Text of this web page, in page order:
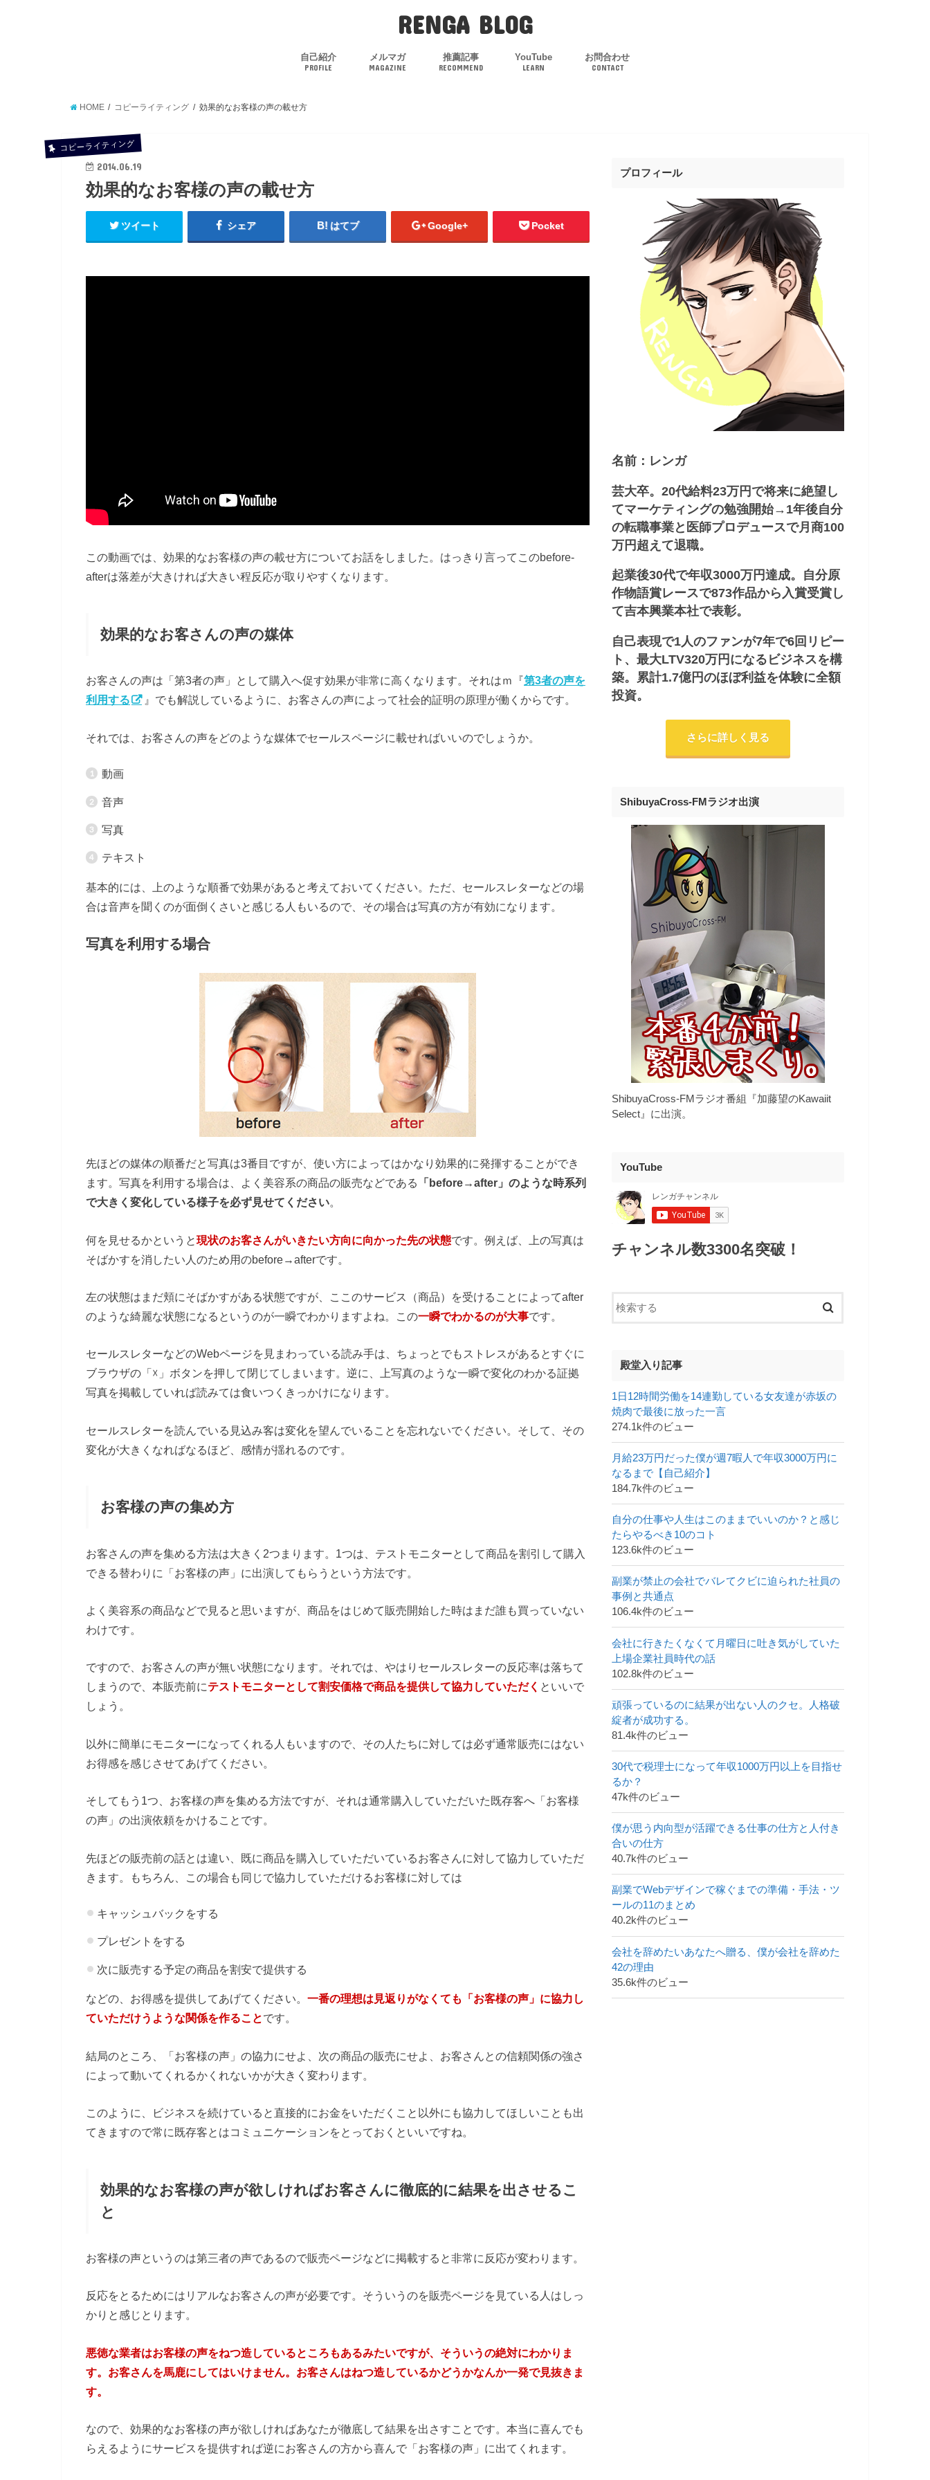
RENGA BLOG
自己紹介
PROFILE
メルマガ
MAGAZINE
推薦記事
RECOMMEND
YouTube
LEARN
お問合わせ
CONTACT
HOME コピーライティング 効果的なお客様の声の載せ方
コピーライティング
2014.06.19
効果的なお客様の声の載せ方
ツイート シェア はてブ Google+ Pocket
この動画では、効果的なお客様の声の載せ方についてお話をしました。はっきり言ってこのbefore-
afterは落差が大きければ大きい程反応が取りやすくなります。
効果的なお客さんの声の媒体
お客さんの声は「第3者の声」として購入へ促す効果が非常に高くなります。それはｍ『第3者の声を
利用する
』でも解説しているように、お客さんの声によって社会的証明の原理が働くからです。
それでは、お客さんの声をどのような媒体でセールスページに載せればいいのでしょうか。
動画
音声
写真
テキスト
基本的には、上のような順番で効果があると考えておいてください。ただ、セールスレターなどの場
合は音声を聞くのが面倒くさいと感じる人もいるので、その場合は写真の方が有効になります。
写真を利用する場合
先ほどの媒体の順番だと写真は3番目ですが、使い方によってはかなり効果的に発揮することができ
ます。写真を利用する場合は、よく美容系の商品の販売などである
「before→after」のような時系列
で大きく変化している様子を必ず見せてください。
何を見せるかというと現状のお客さんがいきたい方向に向かった先の状態です。例えば、上の写真は
そばかすを消したい人のため用のbefore→afterです。
左の状態はまだ頬にそばかすがある状態ですが、ここのサービス（商品）を受けることによってafter
のような綺麗な状態になるというのが一瞬でわかりますよね。この一瞬でわかるのが大事です。
セールスレターなどのWebページを見まわっている読み手は、ちょっとでもストレスがあるとすぐに
ブラウザの「☓」ボタンを押して閉じてしまいます。逆に、上写真のような一瞬で変化のわかる証拠
写真を掲載していれば読みては食いつくきっかけになります。
セールスレターを読んでいる見込み客は変化を望んでいることを忘れないでください。そして、その
変化が大きくなればなるほど、感情が揺れるのです。
お客様の声の集め方
お客さんの声を集める方法は大きく2つまります。1つは、テストモニターとして商品を割引して購入
できる替わりに「お客様の声」に出演してもらうという方法です。
よく美容系の商品などで見ると思いますが、商品をはじめて販売開始した時はまだ誰も買っていない
わけです。
ですので、お客さんの声が無い状態になります。それでは、やはりセールスレターの反応率は落ちて
しまうので、本販売前にテストモニターとして割安価格で商品を提供して協力していただく といいで
しょう。
以外に簡単にモニターになってくれる人もいますので、その人たちに対しては必ず通常販売にはない
お得感を感じさせてあげてください。
そしてもう1つ、お客様の声を集める方法ですが、それは通常購入していただいた既存客へ「お客様
の声」の出演依頼をかけることです。
先ほどの販売前の話とは違い、既に商品を購入していただいているお客さんに対して協力していただ
きます。もちろん、この場合も同じで協力していただけるお客様に対しては
キャッシュバックをする
プレゼントをする
次に販売する予定の商品を割安で提供する
などの、お得感を提供してあげてください。 一番の理想は 見返りがなくても「お客様の声」に協力し
ていただけうような関係を作ることです。
結局のところ、「お客様の声」の協力にせよ、次の商品の販売にせよ、お客さんとの信頼関係の強さ
によって動いてくれるかくれないかが大きく変わります。
このように、ビジネスを続けていると直接的にお金をいただくこと以外にも協力してほしいことも出
てきますので常に既存客とはコミュニケーションをとっておくといいですね。
効果的なお客様の声が欲しければお客さんに徹底的に結果を出させるこ
と
お客様の声というのは第三者の声であるので販売ページなどに掲載すると非常に反応が変わります。
反応をとるためにはリアルなお客さんの声が必要です。そういうのを販売ページを見ている人はしっ
かりと感じとります。
悪徳な業者はお客様の声をねつ造しているところもあるみたいですが、そういうの絶対にわかりま
す。お客さんを馬鹿にしてはいけません。お客さんはねつ造しているかどうかなんか一発で見抜きま
す。
なので、効果的なお客様の声が欲しければあなたが徹底して結果を出さすことです。本当に喜んでも
らえるようにサービスを提供すれば逆にお客さんの方から喜んで「お客様の声」に出てくれます。
プロフィール
名前：レンガ
芸大卒。20代給料23万円で将来に絶望し
てマーケティングの勉強開始→1年後自分
の転職事業と医師プロデュースで月商100
万円超えて退職。
起業後30代で年収3000万円達成。自分原
作物語賞レースで873作品から入賞受賞し
て吉本興業本社で表彰。
自己表現で1人のファンが7年で6回リピー
ト、最大LTV320万円になるビジネスを構
築。累計1.7億円のほぼ利益を体験に全額
投資。
さらに詳しく見る
ShibuyaCross-FMラジオ出演
ShibuyaCross-FMラジオ番組『加藤望のKawaiit
Select』に出演。
YouTube
チャンネル数3300名突破！
殿堂入り記事
1日12時間労働を14連勤している女友達が赤坂の
焼肉で最後に放った一言
274.1k件のビュー
月給23万円だった僕が週7暇人で年収3000万円に
なるまで【自己紹介】
184.7k件のビュー
自分の仕事や人生はこのままでいいのか？と感じ
たらやるべき10のコト
123.6k件のビュー
副業が禁止の会社でバレてクビに迫られた社員の
事例と共通点
106.4k件のビュー
会社に行きたくなくて月曜日に吐き気がしていた
上場企業社員時代の話
102.8k件のビュー
頑張っているのに結果が出ない人のクセ。人格破
綻者が成功する。
81.4k件のビュー
30代で税理士になって年収1000万円以上を目指せ
るか？
47k件のビュー
僕が思う内向型が活躍できる仕事の仕方と人付き
合いの仕方
40.7k件のビュー
副業でWebデザインで稼ぐまでの準備・手法・ツ
ールの11のまとめ
40.2k件のビュー
会社を辞めたいあなたへ贈る、僕が会社を辞めた
42の理由
35.6k件のビュー